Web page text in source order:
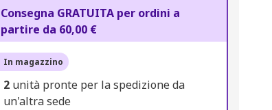
Consegna GRATUITA per ordini a
partire da 60,00 €
In magazzino
2 unità pronte per la spedizione da
un'altra sede